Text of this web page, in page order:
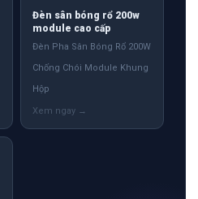
Đèn sân bóng rổ 200w
module cao cấp
Đèn Pha Sân Bóng Rổ 200W
Chống Chói Module Khung
Hộp